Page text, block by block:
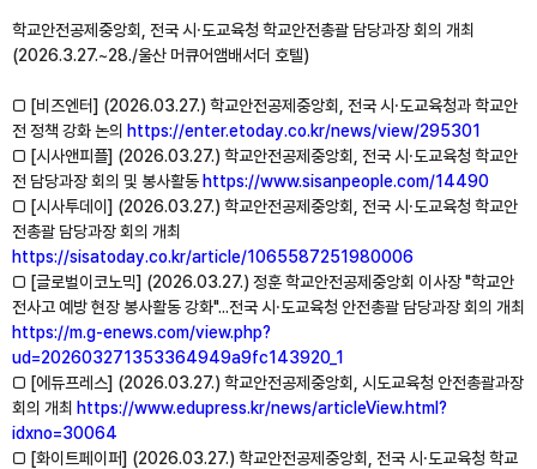
학교안전공제중앙회, 전국 시⸱도교육청 학교안전총괄 담당과장 회의 개최
(2026.3.27.~28./울산 머큐어앰배서더 호텔)
□ [비즈엔터] (2026.03.27.) 학교안전공제중앙회, 전국 시⸱도교육청과 학교안
전 정책 강화 논의 https://enter.etoday.co.kr/news/view/295301
□ [시사앤피플] (2026.03.27.) 학교안전공제중앙회, 전국 시⸱도교육청 학교안
전 담당과장 회의 및 봉사활동 https://www.sisanpeople.com/14490
□ [시사투데이] (2026.03.27.) 학교안전공제중앙회, 전국 시⸱도교육청 학교안
전총괄 담당과장 회의 개최
https://sisatoday.co.kr/article/1065587251980006
□ [글로벌이코노믹] (2026.03.27.) 정훈 학교안전공제중앙회 이사장 "학교안
전사고 예방 현장 봉사활동 강화"...전국 시⸱도교육청 안전총괄 담당과장 회의 개최
https://m.g-enews.com/view.php?
ud=202603271353364949a9fc143920_1
□ [에듀프레스] (2026.03.27.) 학교안전공제중앙회, 시도교육청 안전총괄과장
회의 개최 https://www.edupress.kr/news/articleView.html?
idxno=30064
□ [화이트페이퍼] (2026.03.27.) 학교안전공제중앙회, 전국 시⸱도교육청 학교